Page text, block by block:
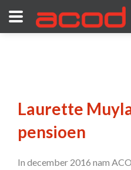
Laurette
pensioen
In december 2016 nam